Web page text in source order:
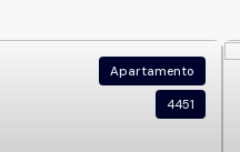
Apartamento
4451